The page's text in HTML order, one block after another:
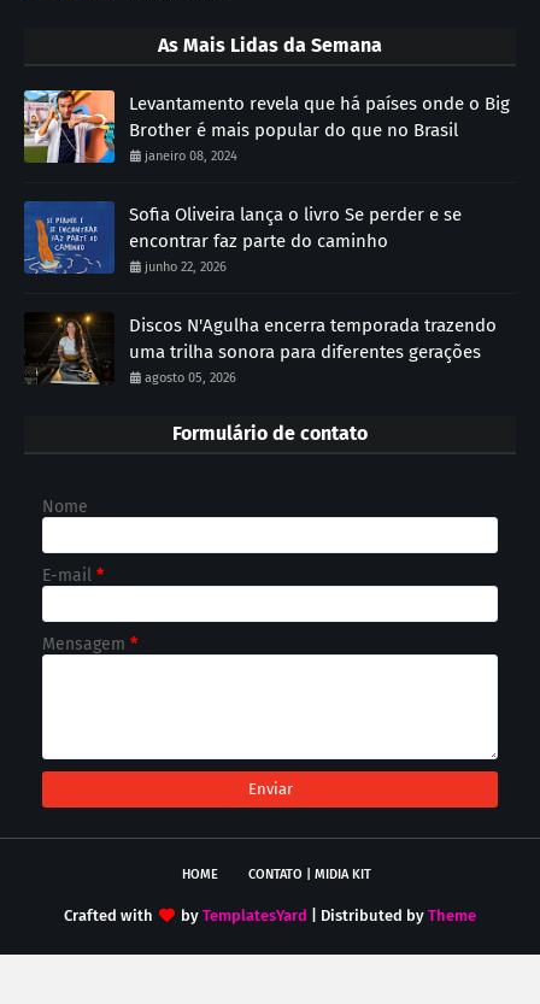
As Mais Lidas da Semana
Levantamento revela que há países onde o Big
Brother é mais popular do que no Brasil
janeiro 08, 2024
Sofia Oliveira lança o livro Se perder e se
encontrar faz parte do caminho
junho 22, 2026
Discos N'Agulha encerra temporada trazendo
uma trilha sonora para diferentes gerações
agosto 05, 2026
Formulário de contato
Nome
E-mail *
Mensagem *
HOME CONTATO | MIDIA KIT
Crafted with by TemplatesYard | Distributed by Theme